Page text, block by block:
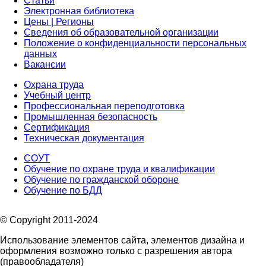
Электронная библиотека
Цены | Регионы
Сведения об образовательной организации
Положение о конфиденциальности персональных
данных
Вакансии
Охрана труда
Учебный центр
Профессиональная переподготовка
Промышленная безопасность
Сертификация
Техническая документация
СОУТ
Обучение по охране труда и квалификации
Обучение по гражданской обороне
Обучение по БДД
© Copyright 2011-2024
Использование элементов сайта, элементов дизайна и
оформления возможно только с разрешения автора
(правообладателя)